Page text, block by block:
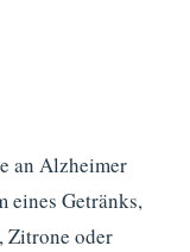
an Alzheimer
eines Getränks,
Zitrone oder